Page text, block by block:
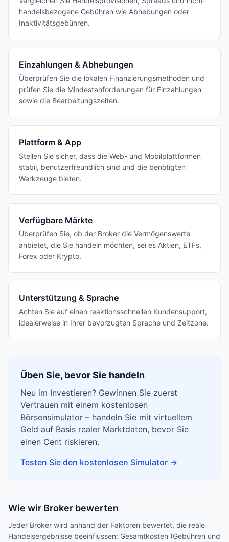
handelsbezogene Gebühren wie Abhebungen oder
Inaktivitätsgebühren.
Einzahlungen & Abhebungen
Überprüfen Sie die lokalen Finanzierungsmethoden und
prüfen Sie die Mindestanforderungen für Einzahlungen
sowie die Bearbeitungszeiten.
Plattform & App
Stellen Sie sicher, dass die Web- und Mobilplattformen
stabil, benutzerfreundlich sind und die benötigten
Werkzeuge bieten.
Verfügbare Märkte
Überprüfen Sie, ob der Broker die Vermögenswerte
anbietet, die Sie handeln möchten, sei es Aktien, ETFs,
Forex oder Krypto.
Unterstützung & Sprache
Achten Sie auf einen reaktionsschnellen Kundensupport,
idealerweise in Ihrer bevorzugten Sprache und Zeitzone.
Üben Sie, bevor Sie handeln
Neu im Investieren? Gewinnen Sie zuerst
Vertrauen mit einem kostenlosen
Börsensimulator – handeln Sie mit virtuellem
Geld auf Basis realer Marktdaten, bevor Sie
einen Cent riskieren.
Testen Sie den kostenlosen Simulator →
Wie wir Broker bewerten
Jeder Broker wird anhand der Faktoren bewertet, die reale
Handelsergebnisse beeinflussen: Gesamtkosten (Gebühren und